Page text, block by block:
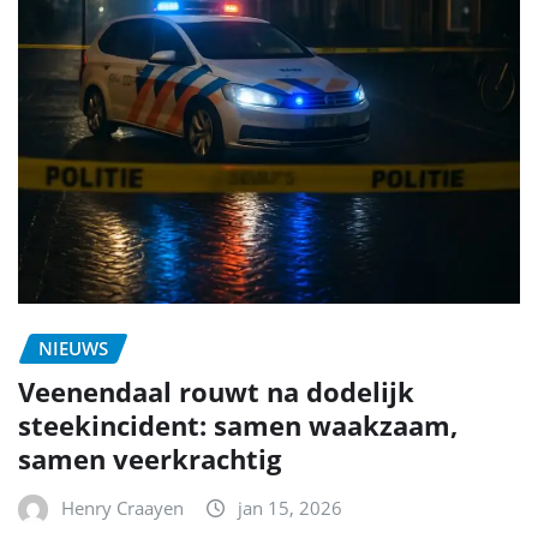
NIEUWS
Veenendaal rouwt na dodelijk
steekincident: samen waakzaam,
samen veerkrachtig
Henry Craayen jan 15, 2026